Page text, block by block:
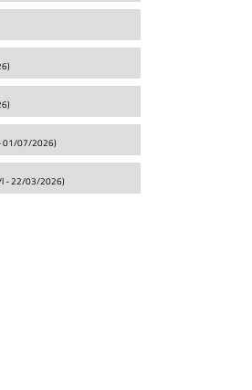
01/07/2026)
-22/03/2026)